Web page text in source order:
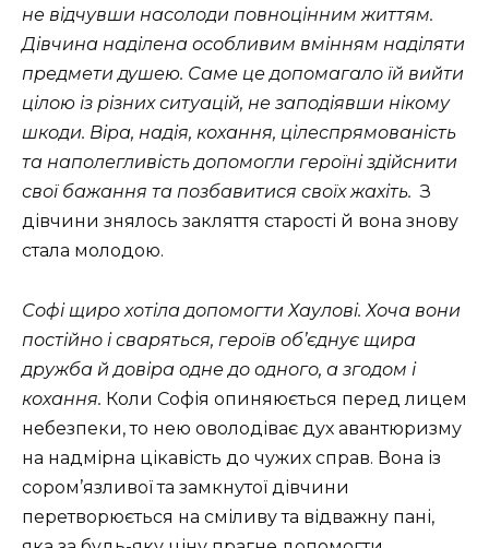
не відчувши насолоди повноцінним життям.
Дівчина наділена особливим вмінням наділяти
предмети душею. Саме це допомагало їй вийти
цілою із різних ситуацій, не заподіявши нікому
шкоди. Віра, надія, кохання, цілеспрямованість
та наполегливість допомогли героїні здійснити
свої бажання та позбавитися своїх жахіть. З
дівчини знялось закляття старості й вона знову
стала молодою.
Софі щиро хотіла допомогти Хаулові. Хоча вони
постійно і сваряться, героїв об’‎єднує щира
дружба й довіра одне до одного, а згодом і
кохання. Коли Софія опиняюється перед лицем
небезпеки, то нею оволодіває дух авантюризму
на надмірна цікавість до чужих справ. Вона із
сором’язливої та замкнутої дівчини
перетворюється на сміливу та відважну пані,